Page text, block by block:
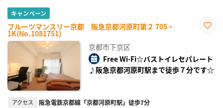
キャンペーン
フルーツマンスリー京都 阪急京都河原町第２ 705・
1K(No.1081751)
録
京都市下京区
Free Wi-Fi☆バストイレセパレート
♪阪急京都河原町駅まで徒歩７分です☆
アクセス 阪急電鉄京都線「京都河原町駅」徒歩7分